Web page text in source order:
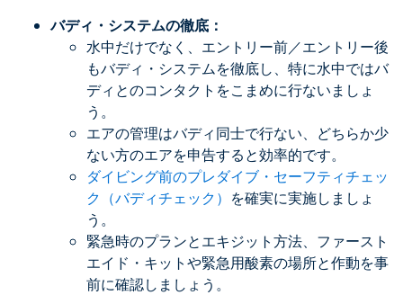
バディ・システムの徹底：
水中だけでなく、エントリー前／エントリー後
もバディ・システムを徹底し、特に水中ではバ
ディとのコンタクトをこまめに行ないましょ
う。
エアの管理はバディ同士で行ない、どちらか少
ない方のエアを申告すると効率的です。
ダイビング前のプレダイブ・セーフティチェッ
ク（バディチェック） を確実に実施しましょ
う。
緊急時のプランとエキジット方法、ファースト
エイド・キットや緊急用酸素の場所と作動を事
前に確認しましょう。